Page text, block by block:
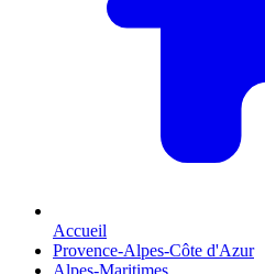
Accueil
Provence-Alpes-Côte d'Azur
Alpes-Maritimes